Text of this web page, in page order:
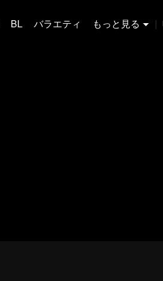
BL バラエティ もっと見る |